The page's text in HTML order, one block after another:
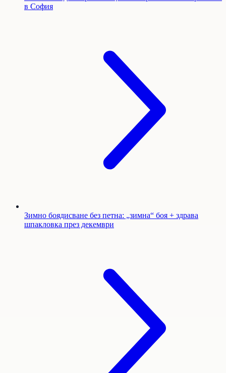
в София
Зимно боядисване без петна: „зимна“ боя + здрава
шпакловка през декември